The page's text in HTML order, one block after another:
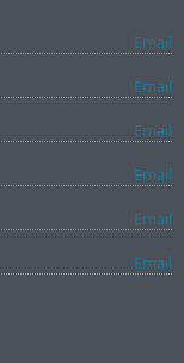
Email
Email
Email
Email
Email
Email